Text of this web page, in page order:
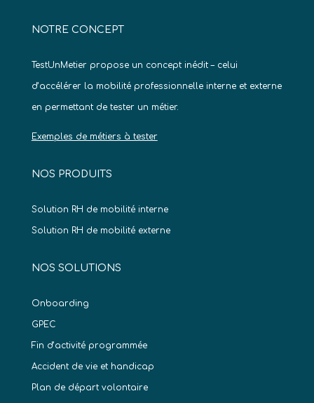
NOTRE CONCEPT
TestUnMetier propose un concept inédit – celui
d’accélérer la mobilité professionnelle interne et externe
en permettant de tester un métier.
Exemples de métiers à tester
NOS PRODUITS
Solution RH de mobilité interne
Solution RH de mobilité externe
NOS SOLUTIONS
Onboarding
GPEC
Fin d’activité programmée
Accident de vie et handicap
Plan de départ volontaire